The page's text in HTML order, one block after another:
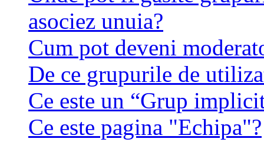
asociez unuia?
Cum pot deveni
De ce grupurile de
Ce este un “Grup
Ce este pagina "Echipa"?